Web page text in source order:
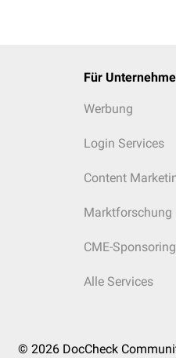
Für
Werbung
Login Services
Content
Marktforschung
CME-Sponsoring
Alle Services
© 2026 DocCheck